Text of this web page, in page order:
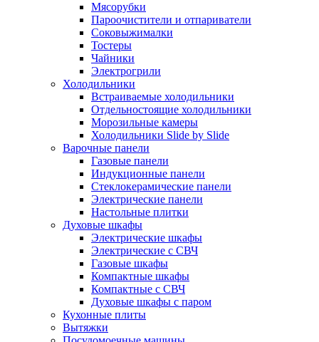
Мясорубки
Пароочистители и отпариватели
Соковыжималки
Тостеры
Чайники
Электрогрили
Холодильники
Встраиваемые холодильники
Отдельностоящие холодильники
Морозильные камеры
Холодильники Slide by Slide
Варочные панели
Газовые панели
Индукционные панели
Стеклокерамические панели
Электрические панели
Настольные плитки
Духовые шкафы
Электрические шкафы
Электрические с СВЧ
Газовые шкафы
Компактные шкафы
Компактные с СВЧ
Духовые шкафы с паром
Кухонные плиты
Вытяжки